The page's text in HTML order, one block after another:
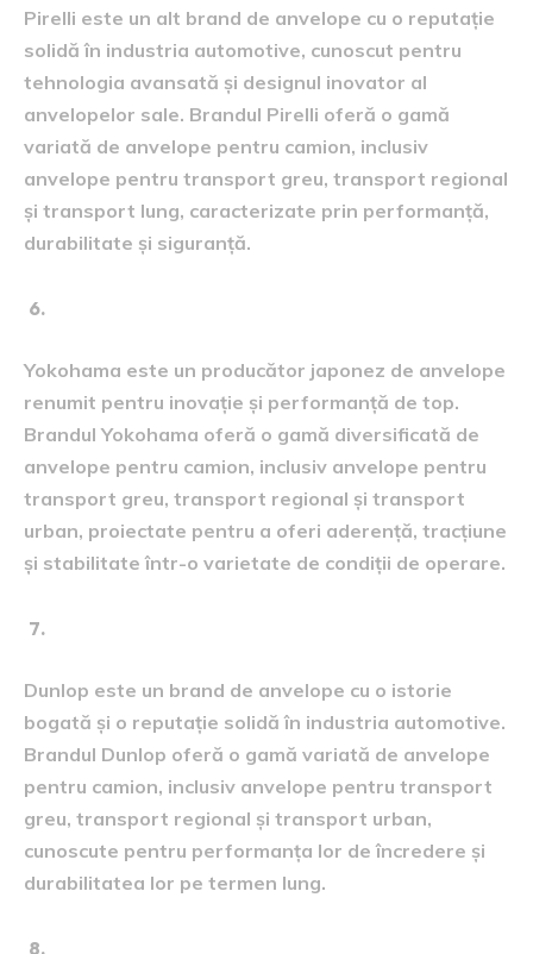
Pirelli este un alt brand de anvelope cu o reputație
solidă în industria automotive, cunoscut pentru
tehnologia avansată și designul inovator al
anvelopelor sale. Brandul Pirelli oferă o gamă
variată de anvelope pentru camion, inclusiv
anvelope pentru transport greu, transport regional
și transport lung, caracterizate prin performanță,
durabilitate și siguranță.
Yokohama este un producător japonez de anvelope
renumit pentru inovație și performanță de top.
Brandul Yokohama oferă o gamă diversificată de
anvelope pentru camion, inclusiv anvelope pentru
transport greu, transport regional și transport
urban, proiectate pentru a oferi aderență, tracțiune
și stabilitate într-o varietate de condiții de operare.
Dunlop este un brand de anvelope cu o istorie
bogată și o reputație solidă în industria automotive.
Brandul Dunlop oferă o gamă variată de anvelope
pentru camion, inclusiv anvelope pentru transport
greu, transport regional și transport urban,
cunoscute pentru performanța lor de încredere și
durabilitatea lor pe termen lung.